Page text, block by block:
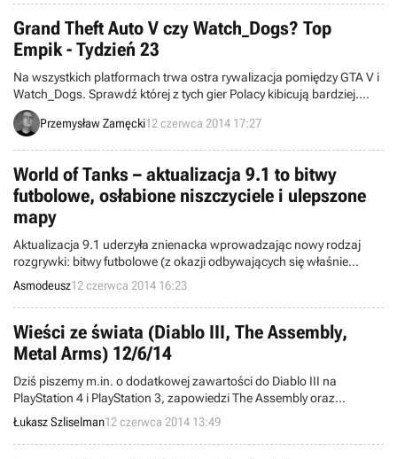
tym wyjątkiem, że tytuł został ujawniony na konferencji francuskiego
wydawcy.
Grand Theft Auto V czy Watch_Dogs? Top
Empik - Tydzień 23
Na wszystkich platformach trwa ostra rywalizacja pomiędzy GTA V i
Watch_Dogs. Sprawdź której z tych gier Polacy kibicują bardziej.
Zapraszamy do zapoznania się z listą najchętniej kupowanych gier
w 196 salonach sieci Empik w całej Polsce.
Przemysław Zamęcki12 czerwca 2014 17:27
World of Tanks – aktualizacja 9.1 to bitwy
futbolowe, osłabione niszczyciele i ulepszone
mapy
Aktualizacja 9.1 uderzyła znienacka wprowadzając nowy rodzaj
rozgrywki: bitwy futbolowe (z okazji odbywających się właśnie
mistrzostw świata w piłce nożnej). Oprócz tego pojawiła się cała
gama usprawnień i poprawek: ułatwienia dla lekkich czołgów,
zmniejszenie skuteczności kamuflażu większości niszczycieli czy też
poprawki w obrębie pięciu map!
Asmodeusz12 czerwca 2014 16:23
Wieści ze świata (Diablo III, The Assembly,
Metal Arms) 12/6/14
Dziś piszemy m.in. o dodatkowej zawartości do Diablo III na
PlayStation 4 i PlayStation 3, zapowiedzi The Assembly oraz
wykupieniu praw do marki Metal Arms przez studio Blizzard
Entertainment. Witamy w wieściach ze świata - codziennej porcji
krótkich wiadomości.
Łukasz Szliselman12 czerwca 2014 13:49